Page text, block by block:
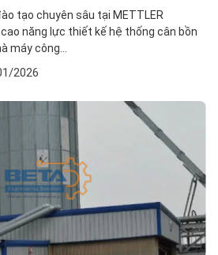
tạo chuyên sâu tại METTLER
cao năng lực thiết kế hệ thống cân bồn
máy công...
2026